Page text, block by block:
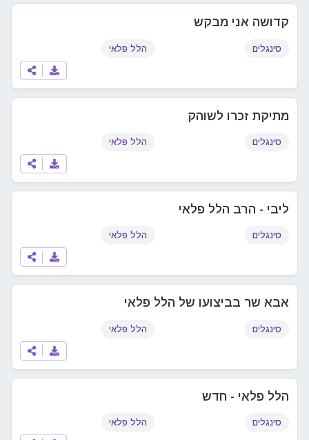
קדושה אני מבקש
סינגלים הלל פלאי
מתיקת זכרו לשוהק
סינגלים הלל פלאי
ליבי - הרב הלל פלאי
סינגלים הלל פלאי
אבא שר בביצועו של הלל פלאי
סינגלים הלל פלאי
הלל פלאי - חדש
סינגלים הלל פלאי